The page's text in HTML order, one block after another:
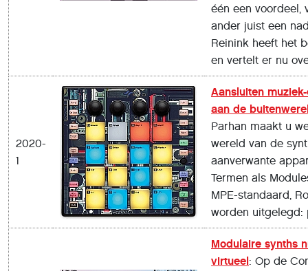
één een voordeel,
ander juist een
Reinink heeft het
en vertelt er nu
2020-
1
Aansluiten
aan de
Parhan maakt u
wereld van de
aanverwante
Termen als
MPE-standaard,
worden uitgelegd:
Modulaire synths
virtueel : Op de